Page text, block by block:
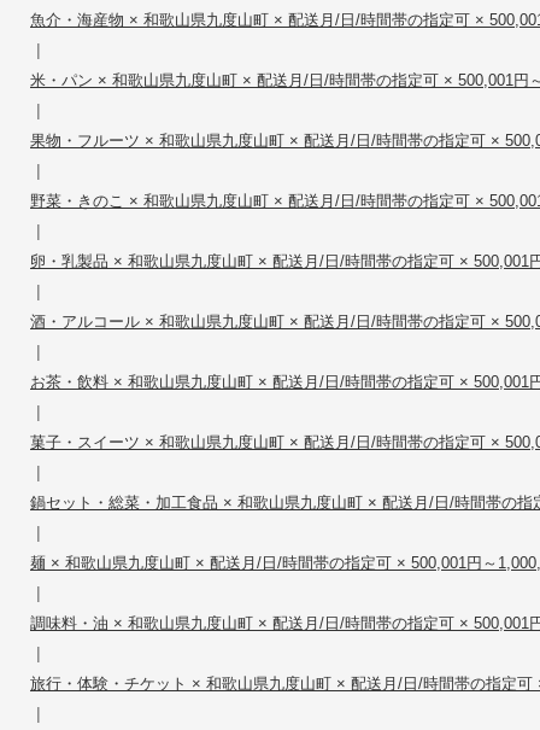
魚介・海産物 × 和歌山県九度山町 × 配送月/日/時間帯の指定可 ×
|
米・パン × 和歌山県九度山町 × 配送月/日/時間帯の指定可 × 500,001円
|
果物・フルーツ × 和歌山県九度山町 × 配送月/日/時間帯の指定可 ×
|
野菜・きのこ × 和歌山県九度山町 × 配送月/日/時間帯の指定可 ×
|
卵・乳製品 × 和歌山県九度山町 × 配送月/日/時間帯の指定可 × 500,001
|
酒・アルコール × 和歌山県九度山町 × 配送月/日/時間帯の指定可 ×
|
お茶・飲料 × 和歌山県九度山町 × 配送月/日/時間帯の指定可 × 500,001
|
菓子・スイーツ × 和歌山県九度山町 × 配送月/日/時間帯の指定可 ×
|
鍋セット・総菜・加工食品 × 和歌山県九度山町 × 配送月/日/時間帯の指
|
麺 × 和歌山県九度山町 × 配送月/日/時間帯の指定可 × 500,001円～
|
調味料・油 × 和歌山県九度山町 × 配送月/日/時間帯の指定可 × 500,001
|
旅行・体験・チケット × 和歌山県九度山町 × 配送月/日/時間帯の指定可
|